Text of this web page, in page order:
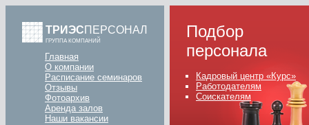
ТРИЭСПЕРСОНАЛ
ГРУППА КОМПАНИЙ
Главная
О компании
Расписание семинаров
Отзывы
Фотоархив
Аренда залов
Наши вакансии
Подбор
персонала
Кадровый центр «Курс»
Работодателям
Соискателям